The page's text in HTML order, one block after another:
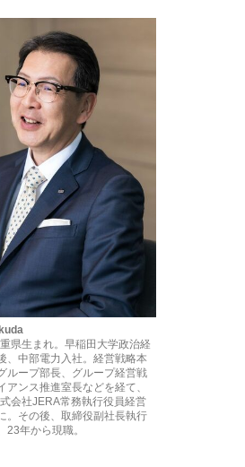
県生まれ。早稲田大学政治経
、中部電力入社。経営戦略本
ループ部長、グループ経営戦
アンス推進室長などを経て、
会社JERA常務執行役員経営
。その後、取締役副社長執行
23年から現職。